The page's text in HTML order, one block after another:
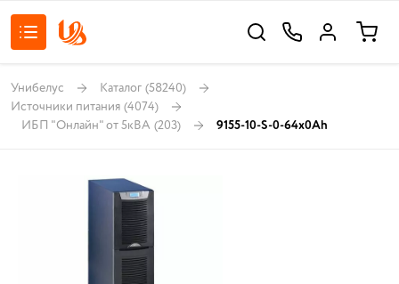
Унибелус Каталог (58240)
Источники питания (4074)
ИБП "Онлайн" от 5кВА (203) 9155-10-S-0-64x0Ah